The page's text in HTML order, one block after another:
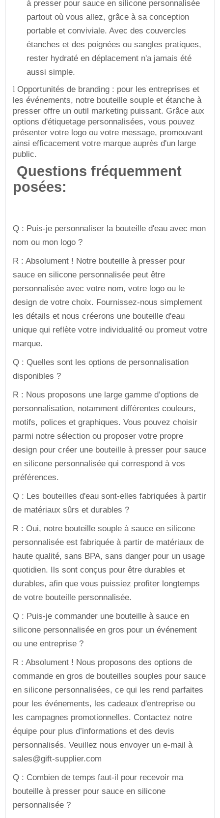
à presser pour sauce en silicone personnalisée
partout où vous allez, grâce à sa conception
portable et conviviale. Avec des couvercles
étanches et des poignées ou sangles pratiques,
rester hydraté en déplacement n'a jamais été
aussi simple.
l Opportunités de branding : pour les entreprises et
les événements, notre bouteille souple et étanche à
presser offre un outil marketing puissant. Grâce aux
options d'étiquetage personnalisées, vous pouvez
présenter votre logo ou votre message, promouvant
ainsi efficacement votre marque auprès d'un large
public.
Questions fréquemment
posées:
Q : Puis-je personnaliser la bouteille d'eau avec mon
nom ou mon logo ?
R : Absolument ! Notre bouteille à presser pour
sauce en silicone personnalisée peut être
personnalisée avec votre nom, votre logo ou le
design de votre choix. Fournissez-nous simplement
les détails et nous créerons une bouteille d'eau
unique qui reflète votre individualité ou promeut votre
marque.
Q : Quelles sont les options de personnalisation
disponibles ?
R : Nous proposons une large gamme d’options de
personnalisation, notamment différentes couleurs,
motifs, polices et graphiques. Vous pouvez choisir
parmi notre sélection ou proposer votre propre
design pour créer une bouteille à presser pour sauce
en silicone personnalisée qui correspond à vos
préférences.
Q : Les bouteilles d'eau sont-elles fabriquées à partir
de matériaux sûrs et durables ?
R : Oui, notre bouteille souple à sauce en silicone
personnalisée est fabriquée à partir de matériaux de
haute qualité, sans BPA, sans danger pour un usage
quotidien. Ils sont conçus pour être durables et
durables, afin que vous puissiez profiter longtemps
de votre bouteille personnalisée.
Q : Puis-je commander une bouteille à sauce en
silicone personnalisée en gros pour un événement
ou une entreprise ?
R : Absolument ! Nous proposons des options de
commande en gros de bouteilles souples pour sauce
en silicone personnalisées, ce qui les rend parfaites
pour les événements, les cadeaux d'entreprise ou
les campagnes promotionnelles. Contactez notre
équipe pour plus d’informations et des devis
personnalisés. Veuillez nous envoyer un e-mail à
sales@gift-supplier.com
Q : Combien de temps faut-il pour recevoir ma
bouteille à presser pour sauce en silicone
personnalisée ?